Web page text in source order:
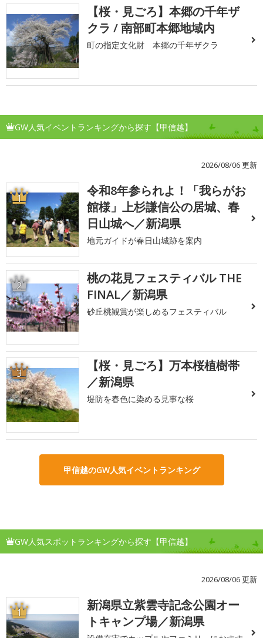
【桜・見ごろ】本郷の千年ザ
クラ / 南部町本郷地域内
町の指定文化財 本郷の千年ザクラ
GW人気イベントランキングから探す【甲信越】
2026/08/06 更新
1
令和8年参られよ！「我らがお
館様」上杉謙信公の居城、春
日山城へ／新潟県
地元ガイドが春日山城跡を案内
2
桃の花見フェスティバル THE
FINAL／新潟県
砂丘桃観賞が楽しめるフェスティバル
3
【桜・見ごろ】万本桜植樹帯
／新潟県
堤防を春色に染める見事な桜
甲信越のGW人気イベントランキング
GW人気スポットランキングから探す【甲信越】
2026/08/06 更新
1
新潟県立紫雲寺記念公園オー
トキャンプ場／新潟県